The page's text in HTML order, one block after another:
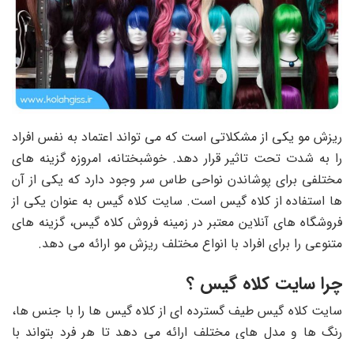
ریزش مو یکی از مشکلاتی است که می تواند اعتماد به نفس افراد
را به شدت تحت تاثیر قرار دهد. خوشبختانه، امروزه گزینه های
مختلفی برای پوشاندن نواحی طاس سر وجود دارد که یکی از آن
ها استفاده از کلاه گیس است. سایت کلاه گیس به عنوان یکی از
فروشگاه های آنلاین معتبر در زمینه فروش کلاه گیس، گزینه های
متنوعی را برای افراد با انواع مختلف ریزش مو ارائه می دهد.
چرا سایت کلاه گیس ؟
سایت کلاه گیس طیف گسترده ای از کلاه گیس ها را با جنس ها،
رنگ ها و مدل های مختلف ارائه می دهد تا هر فرد بتواند با